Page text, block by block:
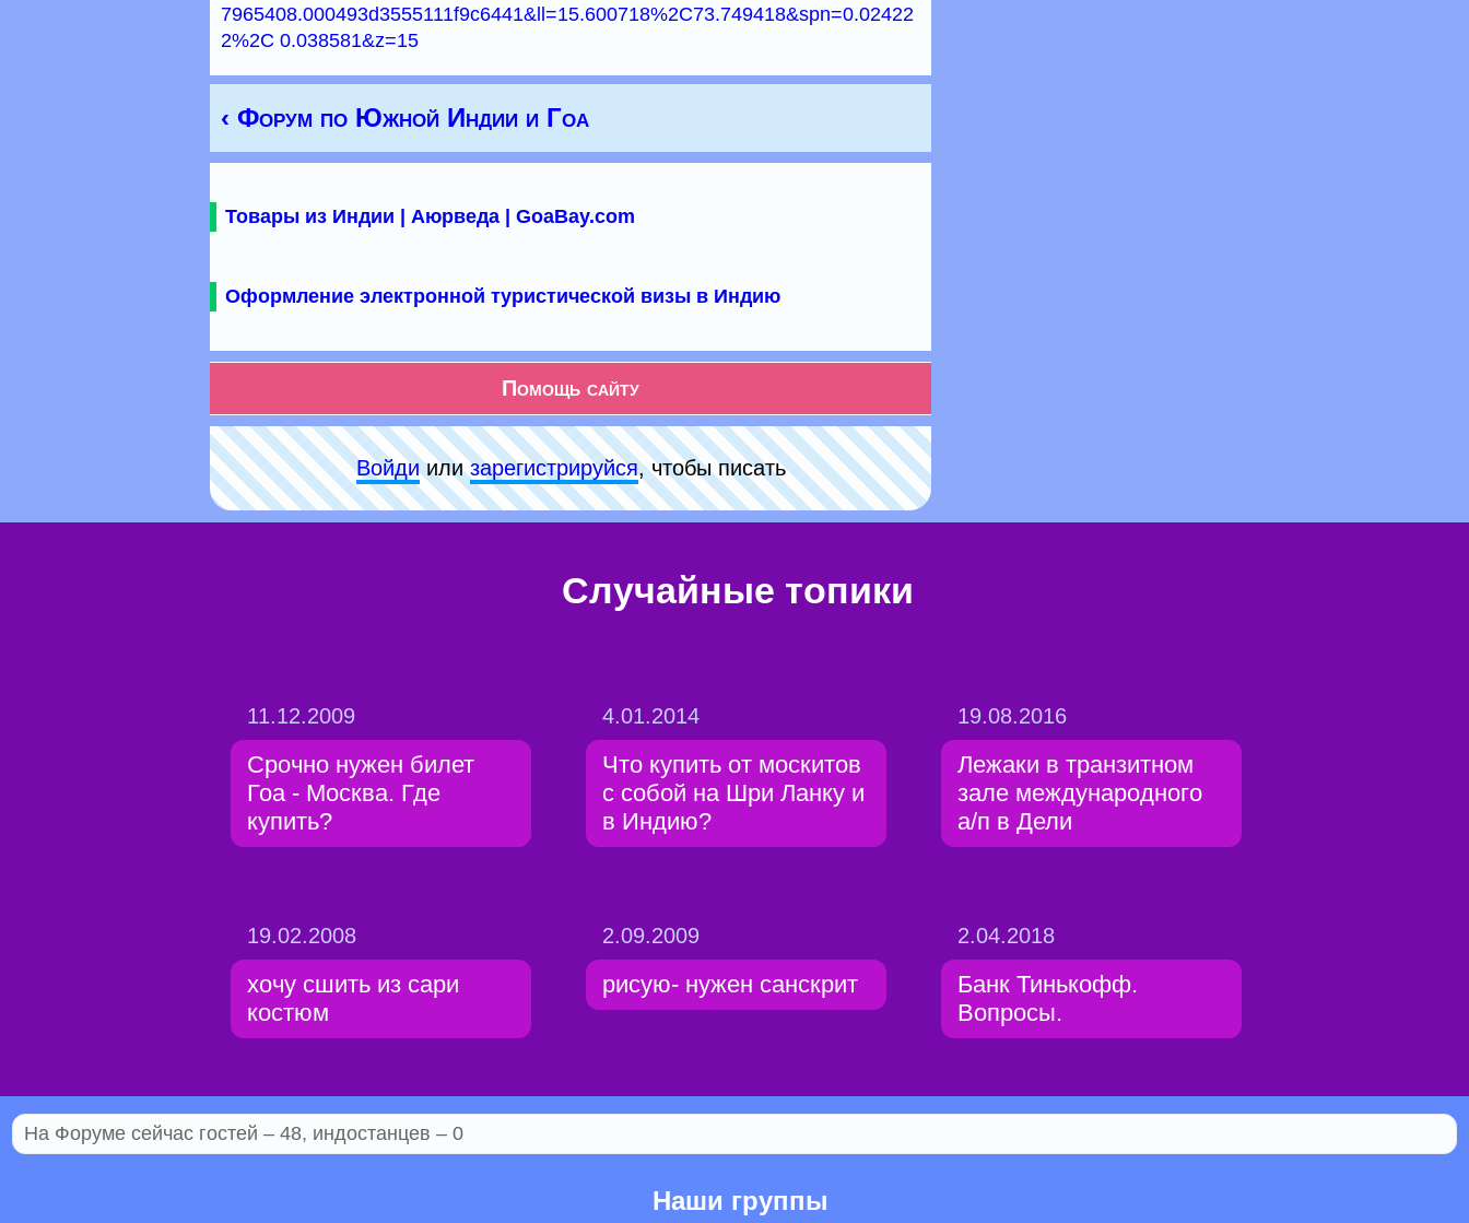
7965408.000493d3555111f9c6441&ll=15.600718%2C73.749418&spn=0.02422
2%2C 0.038581&z=15
‹ Форум по Южной Индии и Гоа
Товары из Индии | Аюрведа | GoaBay.com
Оформление электронной туристической визы в Индию
Помощь сайту
Войдиилизарeгиcтpируйся, чтобы писать
Случайные топики
11.12.2009
Срочно нужен билет
Гоа - Москва. Где
купить?
4.01.2014
Что купить от москитов
с собой на Шри Ланку и
в Индию?
19.08.2016
Лежаки в транзитном
зале международного
а/п в Дели
19.02.2008
хочу сшить из сари
костюм
2.09.2009
рисую- нужен санскрит
2.04.2018
Банк Тинькофф.
Вопросы.
На Форуме сейчас гостей – 48, индостанцев – 0
Наши группы